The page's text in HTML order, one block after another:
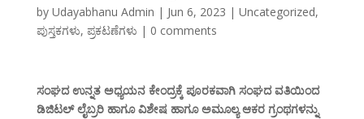
by Udayabhanu Admin | Jun 6, 2023 | Uncategorized,
ಪುಸ್ತಕಗಳು, ಪ್ರಕಟಣೆಗಳು | 0 comments
ಸಂಘದ ಉನ್ನತ ಅಧ್ಯಯನ ಕೇಂದ್ರಕ್ಕೆ ಪೂರಕವಾಗಿ ಸಂಘದ ವತಿಯಿಂದ
ಡಿಜಿಟಲ್ ಲೈಬ್ರರಿ ಹಾಗೂ ವಿಶೇಷ ಹಾಗೂ ಅಮೂಲ್ಯ ಆಕರ ಗ್ರಂಥಗಳನ್ನು